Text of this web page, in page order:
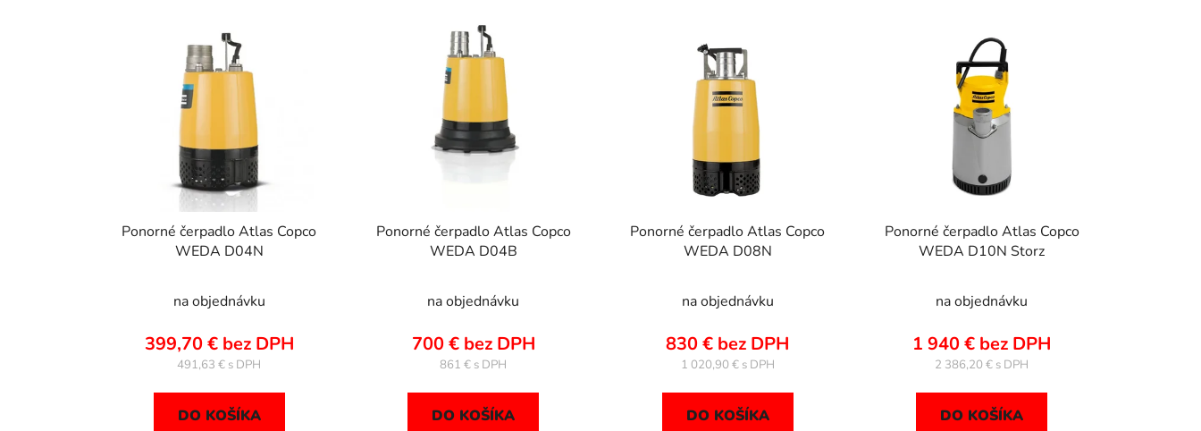
v
Ponorné čerpadlo Atlas Copco
WEDA D04N
na objednávku
399,70 € bez DPH
491,63 €
DO KOŠÍKA
Ponorné čerpadlo Atlas Copco
WEDA D04B
na objednávku
700 € bez DPH
861 €
DO KOŠÍKA
Ponorné čerpadlo Atlas Copco
WEDA D08N
na objednávku
830 € bez DPH
1 020,90 €
DO KOŠÍKA
Ponorné čerpadlo Atlas Copco
WEDA D10N Storz
na objednávku
1 940 € bez DPH
2 386,20 €
DO KOŠÍKA